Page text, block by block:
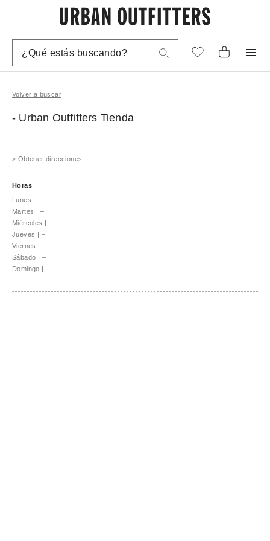
Volver a buscar
- Urban Outfitters Tienda
> Obtener direcciones
Horas
Lunes | –
Martes | –
Miércoles | –
Jueves | –
Viernes | –
Sábado | –
Domingo | –